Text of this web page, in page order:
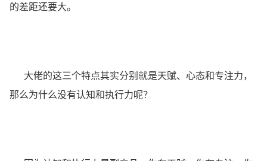
的差距还要大。
大佬的这三个特点其实分别就是天赋、心态和专注力，
那么为什么没有认知和执行力呢？